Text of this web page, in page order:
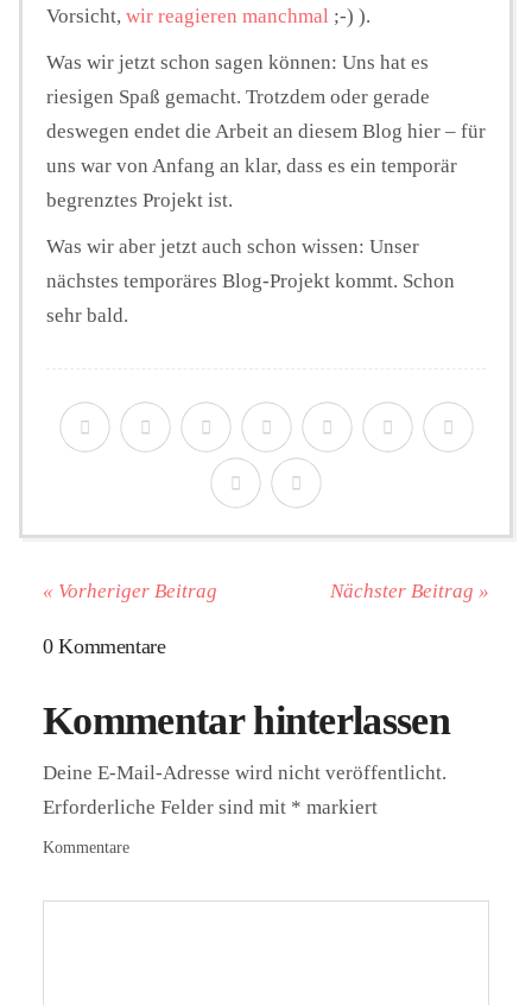
Vorsicht, wir reagieren manchmal ;-) ).
Was wir jetzt schon sagen können: Uns hat es
riesigen Spaß gemacht. Trotzdem oder gerade
deswegen endet die Arbeit an diesem Blog hier – für
uns war von Anfang an klar, dass es ein temporär
begrenztes Projekt ist.
Was wir aber jetzt auch schon wissen: Unser
nächstes temporäres Blog-Projekt kommt. Schon
sehr bald.
« Vorheriger Beitrag Nächster Beitrag »
0 Kommentare
Kommentar hinterlassen
Deine E-Mail-Adresse wird nicht veröffentlicht.
Erforderliche Felder sind mit * markiert
Kommentare